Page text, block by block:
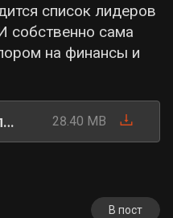
список лидеров
собственно сама
на финансы и
Поход конной группы в Кара-кумскую пустыню 1927.pdf 28.40 MB
В пост